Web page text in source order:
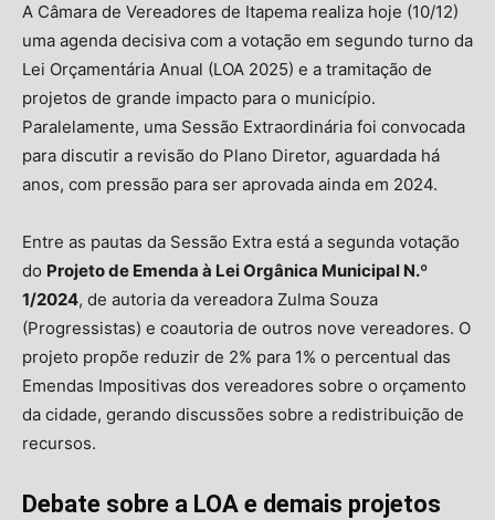
A Câmara de Vereadores de Itapema realiza hoje (10/12)
uma agenda decisiva com a votação em segundo turno da
Lei Orçamentária Anual (LOA 2025) e a tramitação de
projetos de grande impacto para o município.
Paralelamente, uma Sessão Extraordinária foi convocada
para discutir a revisão do Plano Diretor, aguardada há
anos, com pressão para ser aprovada ainda em 2024.
Entre as pautas da Sessão Extra está a segunda votação
do Projeto de Emenda à Lei Orgânica Municipal N.º
1/2024, de autoria da vereadora Zulma Souza
(Progressistas) e coautoria de outros nove vereadores. O
projeto propõe reduzir de 2% para 1% o percentual das
Emendas Impositivas dos vereadores sobre o orçamento
da cidade, gerando discussões sobre a redistribuição de
recursos.
Debate sobre a LOA e demais projetos